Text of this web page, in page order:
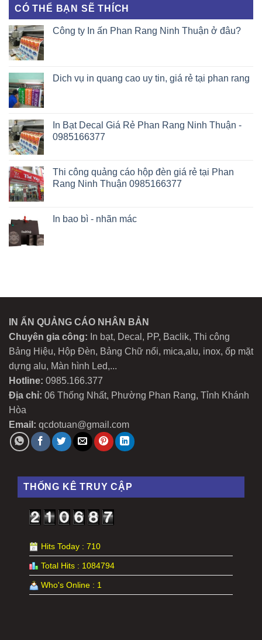
CÓ THỂ BẠN SẼ THÍCH
Công ty In ấn Phan Rang Ninh Thuận ở đâu?
Dich vụ in quang cao uy tin, giá rẻ tại phan rang
In Bạt Decal Giá Rẻ Phan Rang Ninh Thuận -
0985166377
Thi công quảng cáo hộp đèn giá rẻ tại Phan
Rang Ninh Thuận 0985166377
In bao bì - nhãn mác
IN ẤN QUẢNG CÁO NHÂN BẢN
Chuyên gia công: In bạt, Decal, PP, Baclik, Thi công
Bảng Hiệu, Hộp Đèn, Bảng Chữ nổi, mica,alu, inox, ốp mặt
dựng alu, Màn hình Led,...
Hotline: 0985.166.377
Địa chỉ: 06 Thống Nhất, Phường Phan Rang, Tỉnh Khánh
Hòa
Email: qcdotuan@gmail.com
THỐNG KÊ TRUY CẬP
Hits Today : 710
Total Hits : 1084794
Who's Online : 1